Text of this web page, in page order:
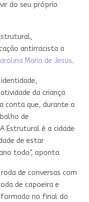
do seu próprio
antirracista a
Maria de Jesus.
da criança
conta que, durante a
de
Estrutural é a cidade
de estar
todo", aponta.
de conversas com
de capoeira e
no final do